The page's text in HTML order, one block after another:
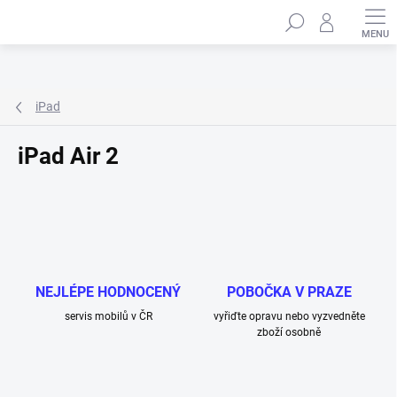
Hledat
iPad
iPad Air 2
NEJLÉPE HODNOCENÝ
servis mobilů v ČR
POBOČKA V PRAZE
vyřiďte opravu nebo vyzvedněte
zboží osobně